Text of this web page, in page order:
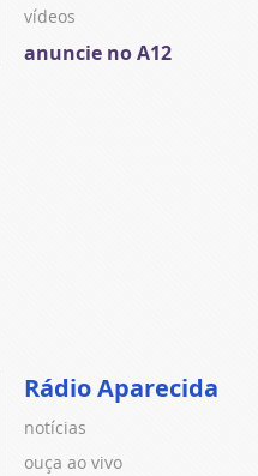
vídeos
anuncie no A12
Rádio Aparecida
notícias
ouça ao vivo